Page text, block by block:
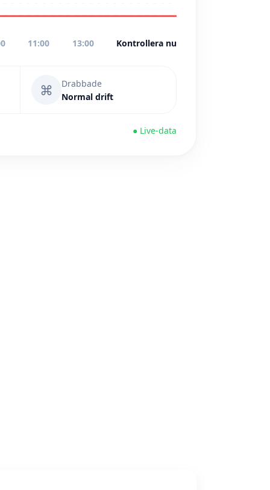
11:00 13:00 Kontrollera nu
⌘
Drabbade
Normal drift
● Live-data